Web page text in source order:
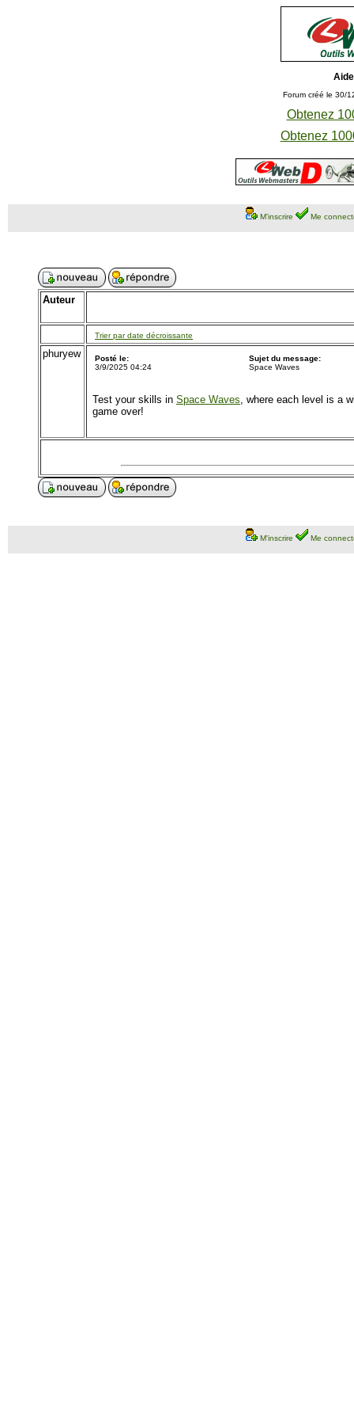
Forum créé le 30/
Obtenez
Obtenez
M'inscrire Me
Auteur
Trier par date décroissante
phuryew
Posté le:
3/9/2025 04:24
Sujet du message:
Space Waves
Test your skills in Space Waves, where each level is a
game over!
M'inscrire Me